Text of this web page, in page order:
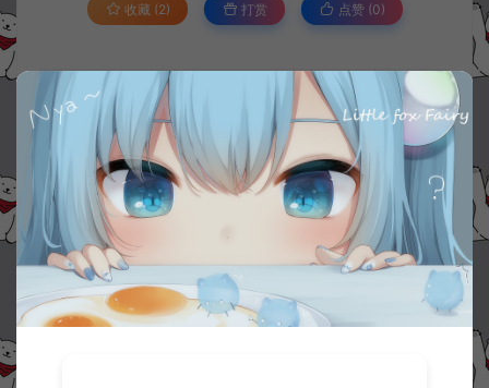
收藏 (2) 打赏 点赞 (0)
©版权免责声明
本站资源售价只是赞助，收取费用仅维持本站的日常运营所需。
若您需要商业运营或用于其他商业活动，请您购买正版授权并合法
使用。
如果本站有侵犯、不妥之处的资源，请在网站右边客服联系我们。
将会第一时间解决！
4.本站提供的所有资源仅供参考学习使用，不存在任何商业目的与商
业用途，请大家不要用于商用！
5.侵权联系邮箱：32838727@qq.com